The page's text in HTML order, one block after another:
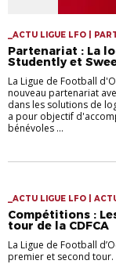
_ACTU LIGUE LFO |
Partenariat : La
Studently et
La Ligue de Football
nouveau partenariat
dans les solutions de
a pour objectif
bénévoles ...
_ACTU LIGUE LFO |
Compétitions :
tour de la CDFCA
La Ligue de Football
premier et second tour.